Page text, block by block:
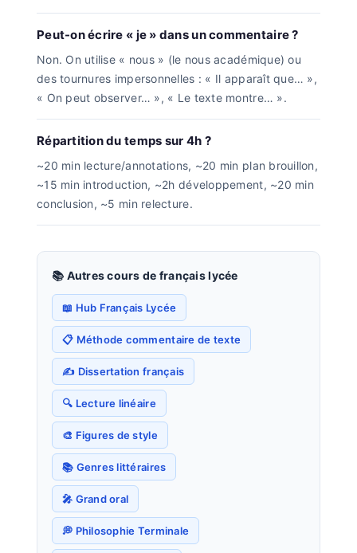
Peut-on écrire « je » dans un commentaire ?
Non. On utilise « nous » (le nous académique) ou
des tournures impersonnelles : « Il apparaît que… »,
« On peut observer… », « Le texte montre… ».
Répartition du temps sur 4h ?
~20 min lecture/annotations, ~20 min plan brouillon,
~15 min introduction, ~2h développement, ~20 min
conclusion, ~5 min relecture.
📚 Autres cours de français lycée
📖 Hub Français Lycée
📋 Méthode commentaire de texte
✍️ Dissertation français
🔍 Lecture linéaire
🎨 Figures de style
📚 Genres littéraires
🎤 Grand oral
💭 Philosophie Terminale